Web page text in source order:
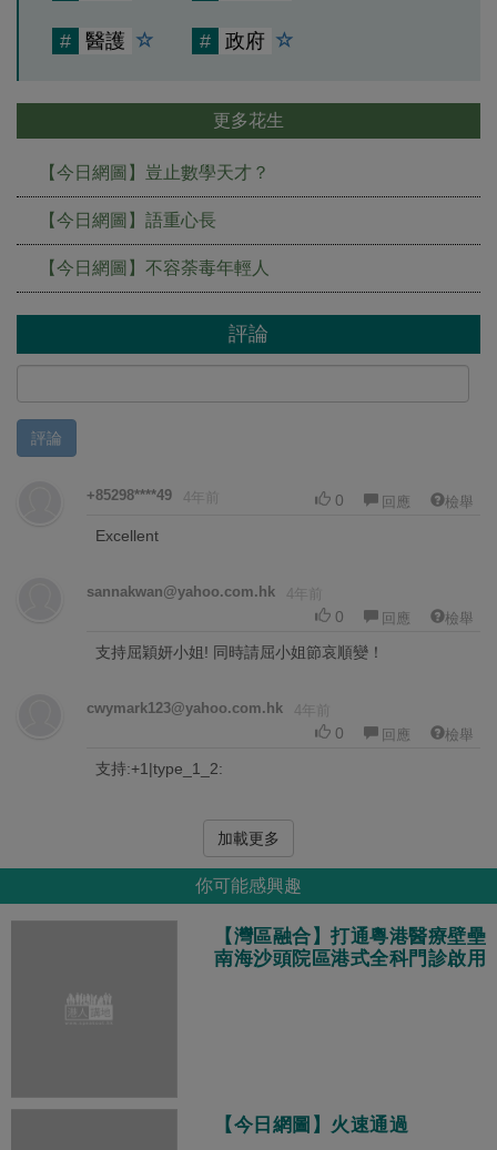
# 醫護 # 政府
更多花生
【今日網圖】豈止數學天才？
【今日網圖】語重心長
【今日網圖】不容荼毒年輕人
評論
評論
+85298****49 4年前 0 回應 檢舉
Excellent
sannakwan@yahoo.com.hk 4年前
0 回應 檢舉
支持屈穎妍小姐! 同時請屈小姐節哀順變！
cwymark123@yahoo.com.hk 4年前
0 回應 檢舉
支持:+1|type_1_2:
加載更多
你可能感興趣
【灣區融合】打通粵港醫療壁壘
南海沙頭院區港式全科門診啟用
【今日網圖】火速通過